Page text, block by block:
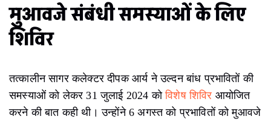
मुआवजे संबंधी समस्याओं के लिए
शिविर
तत्कालीन सागर कलेक्टर दीपक आर्य ने उल्दन‌ बांध प्रभावितों की
समस्याओं को लेकर 31 जुलाई 2024 कोविशेष शिविर आयोजित
करने की बात कही थी। उन्होंने 6 अगस्त को प्रभावितों को मुआवजे